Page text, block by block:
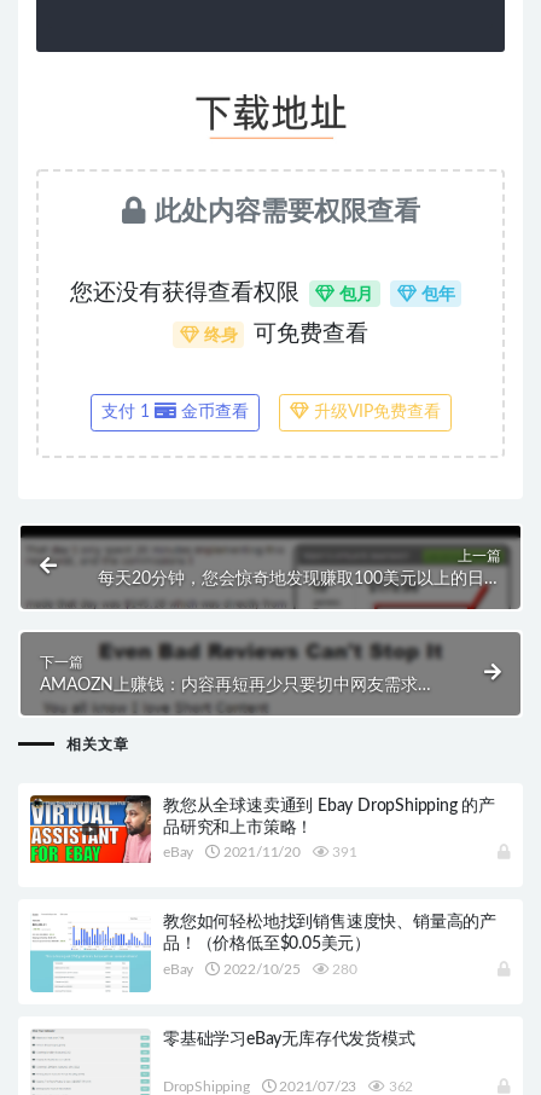
此处内容需要权限查看
您还没有获得查看权限 包月 包年
终身 可免费查看
支付 1 金币查看 升级VIP免费查看
上一篇
每天20分钟，您会惊奇地发现赚取100美元以上的日薪
是多么容易。
下一篇
AMAOZN上赚钱：内容再短再少只要切中网友需求要
害，人们会很乐意为此付费！
相关文章
教您从全球速卖通到 Ebay DropShipping 的产
品研究和上市策略！
eBay 2021/11/20 391
教您如何轻松地找到销售速度快、销量高的产
品！（价格低至$0.05美元）
eBay 2022/10/25 280
零基础学习eBay无库存代发货模式
DropShipping 2021/07/23 362